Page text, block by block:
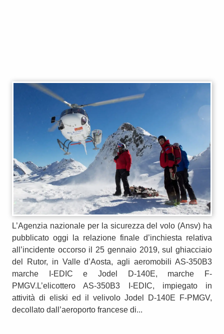
L’Agenzia nazionale per la sicurezza del volo (Ansv) ha
pubblicato oggi la relazione finale d’inchiesta relativa
all’incidente occorso il 25 gennaio 2019, sul ghiacciaio
del Rutor, in Valle d’Aosta, agli aeromobili AS-350B3
marche I-EDIC e Jodel D-140E, marche F-
PMGV.L’elicottero AS-350B3 I-EDIC, impiegato in
attività di eliski ed il velivolo Jodel D-140E F-PMGV,
decollato dall’aeroporto francese di...